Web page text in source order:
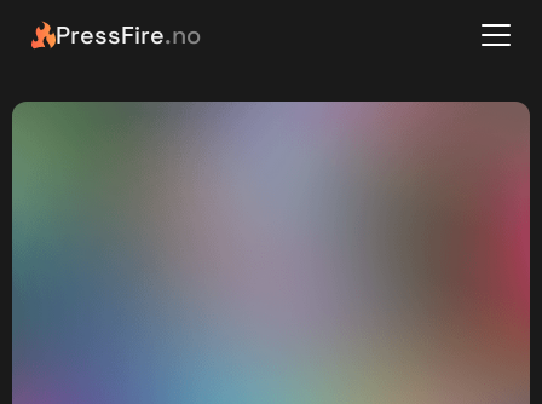
PressFire.no